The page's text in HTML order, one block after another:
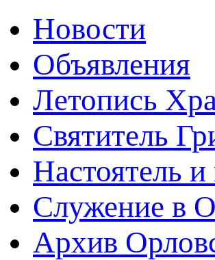
Новости
Объявления
Летопись
Святитель
Настоятель и
Служение в
Архив